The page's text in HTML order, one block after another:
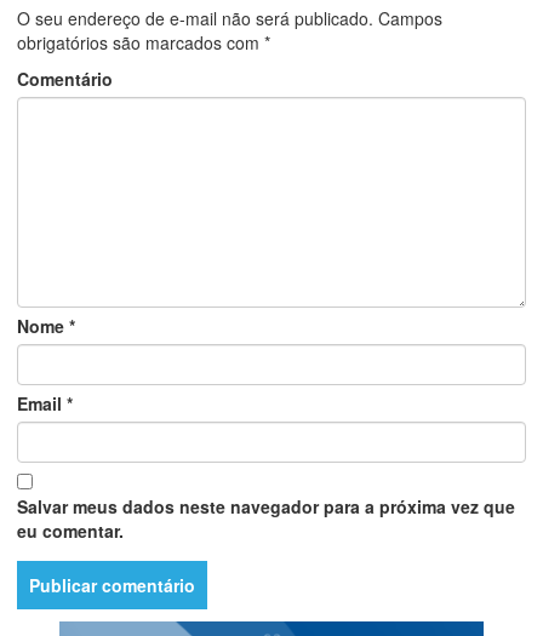
O seu endereço de e-mail não será publicado. Campos
obrigatórios são marcados com *
Comentário
Nome *
Email *
Salvar meus dados neste navegador para a próxima vez que
eu comentar.